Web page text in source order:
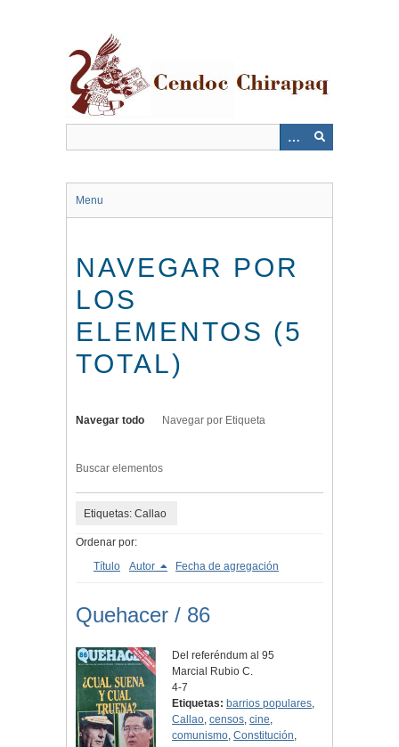
Menu
NAVEGAR POR
LOS
ELEMENTOS (5
TOTAL)
Navegar todo Navegar por Etiqueta
Buscar elementos
Etiquetas: Callao
Ordenar por:
Título
Autor Fecha de agregación
Quehacer / 86
Del referéndum al 95
Marcial Rubio C.
4-7
Etiquetas: barrios populares,
Callao,censos,cine,
comunismo,Constitución,